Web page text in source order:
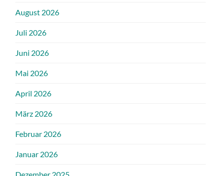
August 2026
Juli 2026
Juni 2026
Mai 2026
April 2026
März 2026
Februar 2026
Januar 2026